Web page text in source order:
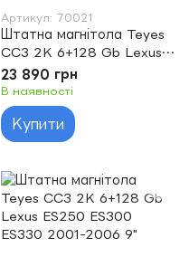
Артикул: 70021
Штатна магнітола Teyes
CC3 2K 6+128 Gb Lexus
CT CT200 CT200h 2010-
2018 9"
23 890 грн
В наявності
Купити